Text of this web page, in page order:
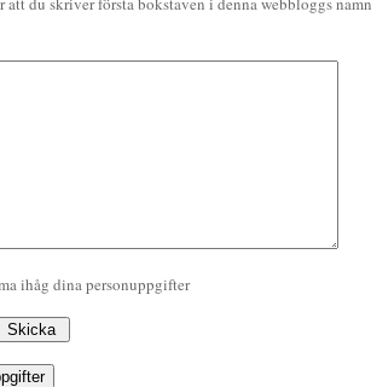
ihåg dina personuppgifter